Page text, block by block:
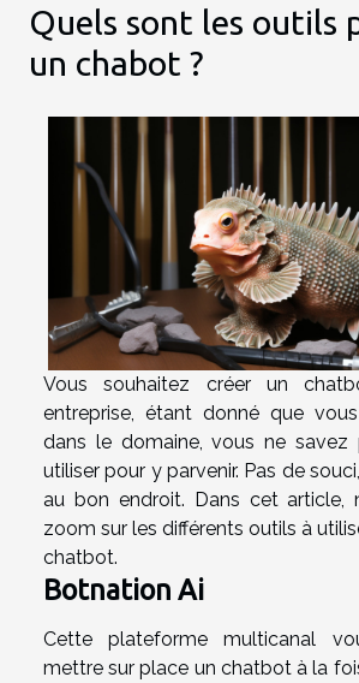
Quels sont les outils
un chabot ?
Vous souhaitez créer un
entreprise, étant donné que
dans le domaine, vous ne savez
utiliser pour y parvenir. Pas de
au bon endroit. Dans cet article,
zoom sur les différents outils à
chatbot.
Botnation Ai
Cette plateforme multicanal
mettre sur place un chatbot à la